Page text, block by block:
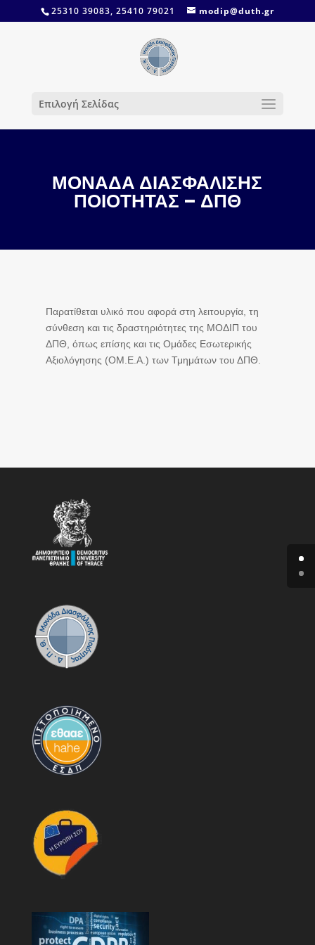
25310 39083, 25410 79021 modip@duth.gr
Επιλογή Σελίδας
ΜΟΝΑΔΑ ΔΙΑΣΦΑΛΙΣΗΣ
ΠΟΙΟΤΗΤΑΣ – ΔΠΘ
Παρατίθεται υλικό που αφορά στη λειτουργία, τη
σύνθεση και τις δραστηριότητες της ΜΟΔΙΠ του
ΔΠΘ, όπως επίσης και τις Ομάδες Εσωτερικής
Αξιολόγησης (ΟΜ.Ε.Α.) των Τμημάτων του ΔΠΘ.